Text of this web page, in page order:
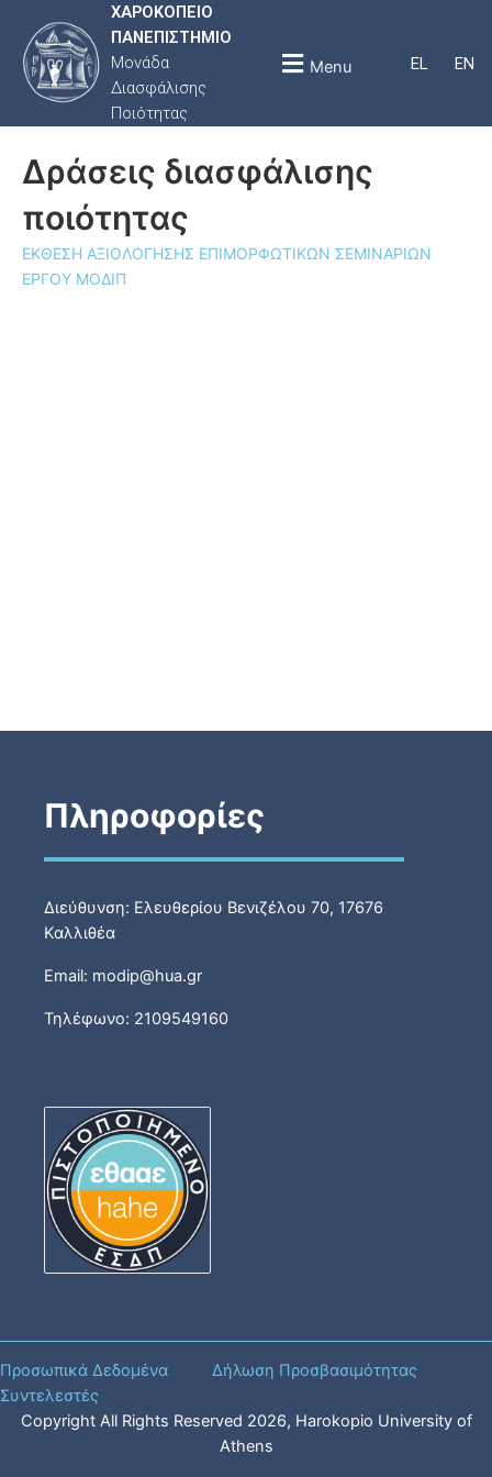
ΧΑΡΟΚΟΠΕΙΟ
ΠΑΝΕΠΙΣΤΗΜΙΟ
Μονάδα
Διασφάλισης
Ποιότητας
EL EN
Menu
Δράσεις διασφάλισης
ποιότητας
ΕΚΘΕΣΗ ΑΞΙΟΛΟΓΗΣΗΣ ΕΠΙΜΟΡΦΩΤΙΚΩΝ ΣΕΜΙΝΑΡΙΩΝ
ΕΡΓΟΥ ΜΟΔΙΠ
Πληροφορίες
Διεύθυνση: Ελευθερίου Βενιζέλου 70, 17676
Καλλιθέα
Email: modip@hua.gr
Τηλέφωνο: 2109549160
Προσωπικά Δεδομένα
Δήλωση Προσβασιμότητας
Συντελεστές
Copyright All Rights Reserved 2026, Harokopio University of
Athens